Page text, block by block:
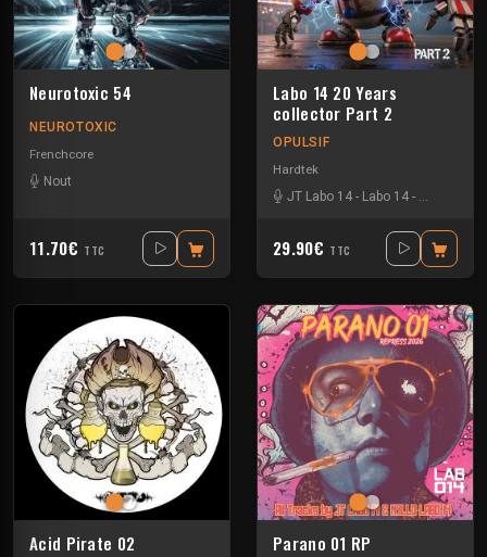
Neurotoxic 54
NEUROTOXIC
Frenchcore
Nout
11.70€ TTC
Labo 14 20 Years
collector Part 2
OPULSIF
Hardtek
JT Labo 14 - Labo 14 - N3llø Labo
29.90€ TTC
Acid Pirate 02 Parano 01 RP